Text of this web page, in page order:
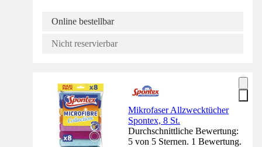
Online bestellbar
Nicht reservierbar
Mikrofaser Allzwecktücher
Spontex, 8 St.
Durchschnittliche Bewertung:
5 von 5 Sternen. 1 Bewertung.